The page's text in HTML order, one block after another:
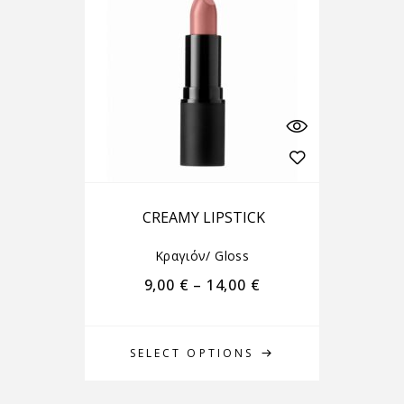
SELECT OPTIONS
CREAMY LIPSTICK
Κραγιόν/ Gloss
9,00 € – 14,00 €